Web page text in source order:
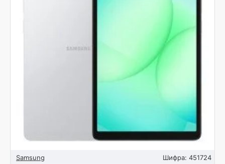
Samsung Шифра: 451724